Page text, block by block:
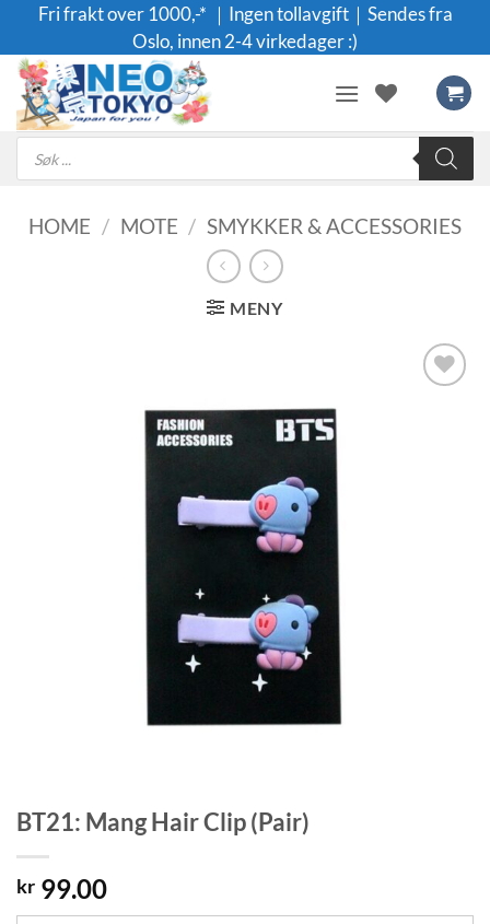
content
Fri frakt over 1000,-* ｜Ingen tollavgift｜Sendes fra
Oslo, innen 2-4 virkedager :)
Products
search
HOME / MOTE / SMYKKER & ACCESSORIES
MENY
BT21: Mang Hair Clip (Pair)
kr 99.00